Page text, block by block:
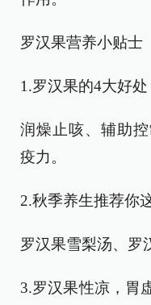
罗汉果营养小贴士
1.罗汉果的4大好处
润燥止咳、辅助
疫力。
2.秋季养生推荐你
罗汉果雪梨汤、罗
3.罗汉果性凉，胃